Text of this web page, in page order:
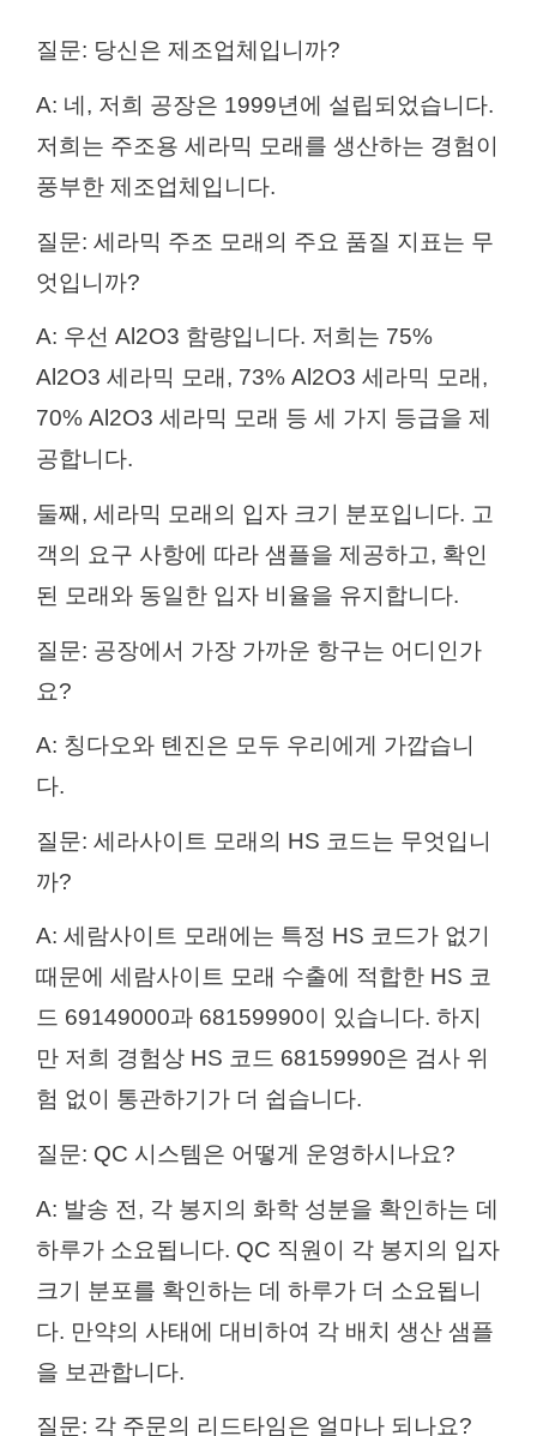
질문: 당신은 제조업체입니까?
A: 네, 저희 공장은 1999년에 설립되었습니다.
저희는 주조용 세라믹 모래를 생산하는 경험이
풍부한 제조업체입니다.
질문: 세라믹 주조 모래의 주요 품질 지표는 무
엇입니까?
A: 우선 Al2O3 함량입니다. 저희는 75%
Al2O3 세라믹 모래, 73% Al2O3 세라믹 모래,
70% Al2O3 세라믹 모래 등 세 가지 등급을 제
공합니다.
둘째, 세라믹 모래의 입자 크기 분포입니다. 고
객의 요구 사항에 따라 샘플을 제공하고, 확인
된 모래와 동일한 입자 비율을 유지합니다.
질문: 공장에서 가장 가까운 항구는 어디인가
요?
A: 칭다오와 톈진은 모두 우리에게 가깝습니
다.
질문: 세라사이트 모래의 HS 코드는 무엇입니
까?
A: 세람사이트 모래에는 특정 HS 코드가 없기
때문에 세람사이트 모래 수출에 적합한 HS 코
드 69149000과 68159990이 있습니다. 하지
만 저희 경험상 HS 코드 68159990은 검사 위
험 없이 통관하기가 더 쉽습니다.
질문: QC 시스템은 어떻게 운영하시나요?
A: 발송 전, 각 봉지의 화학 성분을 확인하는 데
하루가 소요됩니다. QC 직원이 각 봉지의 입자
크기 분포를 확인하는 데 하루가 더 소요됩니
다. 만약의 사태에 대비하여 각 배치 생산 샘플
을 보관합니다.
질문: 각 주문의 리드타임은 얼마나 되나요?